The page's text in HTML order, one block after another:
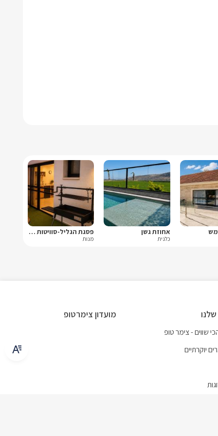
אחוזת גשן
כלנית
פסגת הגליל-סוויטות יוקרה
מנות
שווים - צימר טופ
יוקרתיים
מועדון צימרטופ